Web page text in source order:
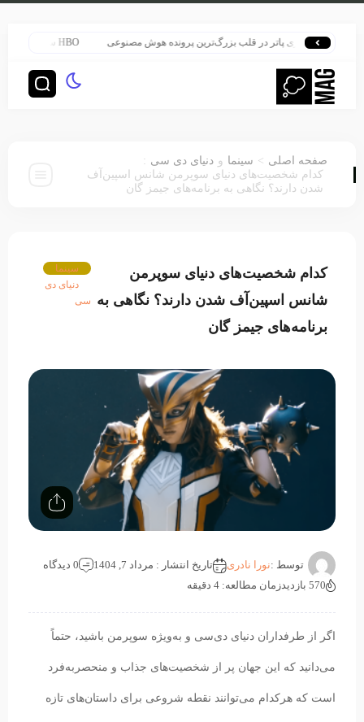
هری پاتر در قلب بزرگ‌ترین پرونده هوش مصنوعی HBO سنت قدیمی خود را برای پخش سریال هری پاتر تغییر داد
صفحه اصلی > سینما و دنیای دی سی :
کدام شخصیت‌های دنیای سوپرمن شانس اسپین‌آف
شدن دارند؟ نگاهی به برنامه‌های جیمز گان
کدام شخصیت‌های دنیای سوپرمن
شانس اسپین‌آف شدن دارند؟ نگاهی به
برنامه‌های جیمز گان
سینما
دنیای دی
سی
توسط :نورا نادری تاریخ انتشار : مرداد 7, 1404
0 دیدگاه
570 بازدید
زمان مطالعه: 4 دقیقه
اگر از طرفداران دنیای دی‌سی و به‌ویژه سوپرمن باشید، حتماً
می‌دانید که این جهان پر از شخصیت‌های جذاب و منحصربه‌فرد
است که هرکدام می‌توانند نقطه شروعی برای داستان‌های تازه